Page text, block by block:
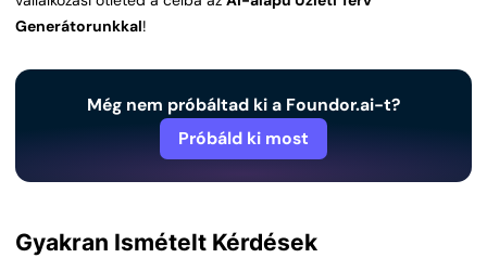
Generátorunkkal!
Még nem próbáltad ki a Foundor.ai-t?
Próbáld ki most
Gyakran Ismételt Kérdések